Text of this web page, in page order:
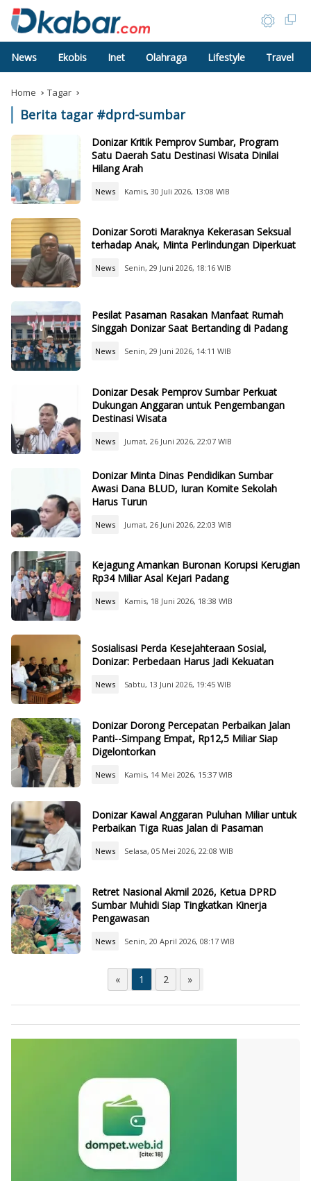
News Ekobis Inet Olahraga Lifestyle Travel
Home Tagar
Berita tagar #dprd-sumbar
Donizar Kritik Pemprov Sumbar, Program
Satu Daerah Satu Destinasi Wisata Dinilai
Hilang Arah
News Kamis, 30 Juli 2026, 13:08 WIB
Donizar Soroti Maraknya Kekerasan Seksual
terhadap Anak, Minta Perlindungan Diperkuat
News Senin, 29 Juni 2026, 18:16 WIB
Pesilat Pasaman Rasakan Manfaat Rumah
Singgah Donizar Saat Bertanding di Padang
News Senin, 29 Juni 2026, 14:11 WIB
Donizar Desak Pemprov Sumbar Perkuat
Dukungan Anggaran untuk Pengembangan
Destinasi Wisata
News Jumat, 26 Juni 2026, 22:07 WIB
Donizar Minta Dinas Pendidikan Sumbar
Awasi Dana BLUD, Iuran Komite Sekolah
Harus Turun
News Jumat, 26 Juni 2026, 22:03 WIB
Kejagung Amankan Buronan Korupsi Kerugian
Rp34 Miliar Asal Kejari Padang
News Kamis, 18 Juni 2026, 18:38 WIB
Sosialisasi Perda Kesejahteraan Sosial,
Donizar: Perbedaan Harus Jadi Kekuatan
News Sabtu, 13 Juni 2026, 19:45 WIB
Donizar Dorong Percepatan Perbaikan Jalan
Panti--Simpang Empat, Rp12,5 Miliar Siap
Digelontorkan
News Kamis, 14 Mei 2026, 15:37 WIB
Donizar Kawal Anggaran Puluhan Miliar untuk
Perbaikan Tiga Ruas Jalan di Pasaman
News Selasa, 05 Mei 2026, 22:08 WIB
Retret Nasional Akmil 2026, Ketua DPRD
Sumbar Muhidi Siap Tingkatkan Kinerja
Pengawasan
News Senin, 20 April 2026, 08:17 WIB
« 1 2 »